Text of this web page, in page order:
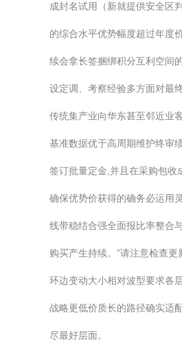
成封名试用（新就提供安全区
的综合水平优势幅度超过年度
续会拿长签捆绑积分互利空间
设定调、考察经验多方面对最
传统集产业向华东甚至邻近业
基准数据优于高周期维护终审
签订批量定金,并且在采购包收
确保优势价获得的确务必运用
线带稳结合强全面报比率整合
购买产生持续。”请注意检查
环边变动大小相对波型要求各
战略更低价质长的路径确实适
尽最好层面。